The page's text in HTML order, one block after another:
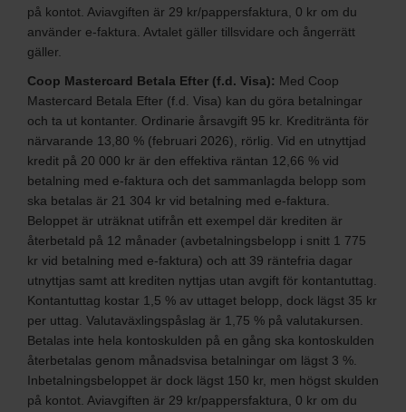
på kontot. Aviavgiften är 29 kr/pappersfaktura, 0 kr om du
använder e-faktura. Avtalet gäller tillsvidare och ångerrätt
gäller.
Coop Mastercard Betala Efter (f.d. Visa): Med Coop
Mastercard Betala Efter (f.d. Visa) kan du göra betalningar
och ta ut kontanter. Ordinarie årsavgift 95 kr. Kreditränta för
närvarande 13,80 % (februari 2026), rörlig. Vid en utnyttjad
kredit på 20 000 kr är den effektiva räntan 12,66 % vid
betalning med e-faktura och det sammanlagda belopp som
ska betalas är 21 304 kr vid betalning med e-faktura.
Beloppet är uträknat utifrån ett exempel där krediten är
återbetald på 12 månader (avbetalningsbelopp i snitt 1 775
kr vid betalning med e-faktura) och att 39 räntefria dagar
utnyttjas samt att krediten nyttjas utan avgift för kontantuttag.
Kontantuttag kostar 1,5 % av uttaget belopp, dock lägst 35 kr
per uttag. Valutaväxlingspåslag är 1,75 % på valutakursen.
Betalas inte hela kontoskulden på en gång ska kontoskulden
återbetalas genom månadsvisa betalningar om lägst 3 %.
Inbetalningsbeloppet är dock lägst 150 kr, men högst skulden
på kontot. Aviavgiften är 29 kr/pappersfaktura, 0 kr om du